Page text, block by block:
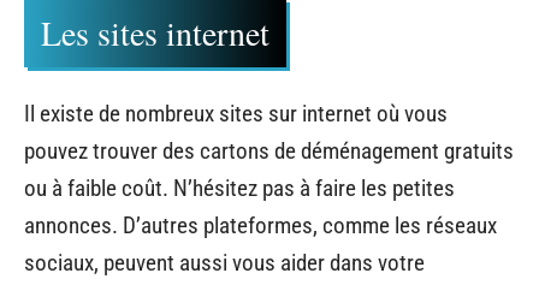
Les sites internet
Il existe de nombreux sites sur internet où vous
pouvez trouver des cartons de déménagement gratuits
ou à faible coût. N’hésitez pas à faire les petites
annonces. D’autres plateformes, comme les réseaux
sociaux, peuvent aussi vous aider dans votre